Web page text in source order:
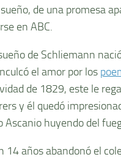
de una promesa
en ABC.
de Schliemann
el amor por los
de 1829, este le
y él quedó
Ascanio huyendo del
14 años abandonó el